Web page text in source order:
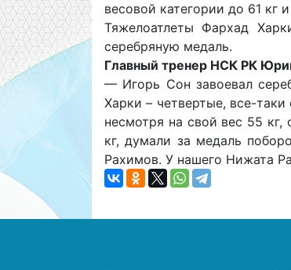
весовой категории до 61 кг
Тяжелоатлеты Фархад
серебряную медаль.
Главный тренер НСК РК
— Игорь Сон завоевал
Харки – четвертые, все-
несмотря на свой вес 55 кг,
кг, думали за медаль
Рахимов. У нашего Нижата